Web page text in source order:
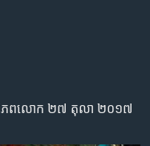
ពិភពលោក ២៧ តុលា ២០១៧